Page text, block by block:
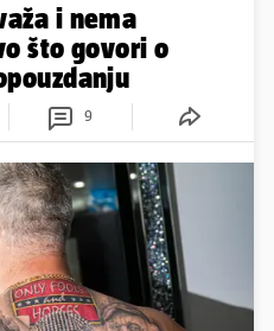
i nema
što govori o
9